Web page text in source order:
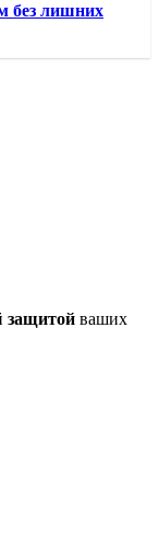
без лишних
защитой ваших